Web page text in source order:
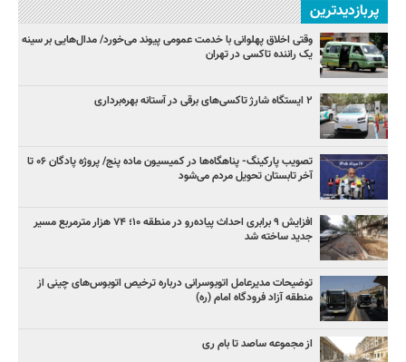
پربازدیدترین
وقتی اخلاق پهلوانی با خدمت عمومی پیوند می‌خورد/ مدال‌هایی بر سینه
یک راننده تاکسی در تهران
۲ ایستگاه شارژ تاکسی‌های برقی در آستانه بهره‌برداری
تصویب پارکینگ- پناهگاه‌ها در کمیسیون ماده پنج/ پروژه پادگان ۰۶ تا
آخر تابستان تحویل مردم می‌شود
افزایش ۹ برابری احداث پیاده‌رو در منطقه ۱۰؛ ۷۴ هزار مترمربع مسیر
جدید ساخته شد
توضیحات مدیرعامل اتوبوسرانی درباره ترخیص اتوبوس‌های چینی از
منطقه آزاد فرودگاه امام (ره)
از مجموعه ساصد تا بام ری